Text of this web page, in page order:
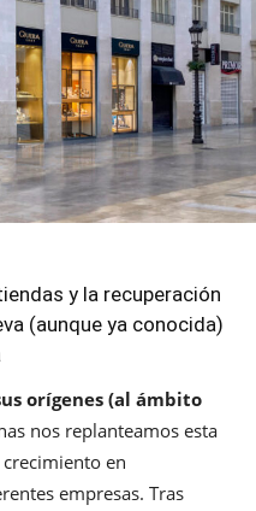
y la recuperación
(aunque ya conocida)
orígenes (al ámbito
nos replanteamos esta
en
empresas. Tras